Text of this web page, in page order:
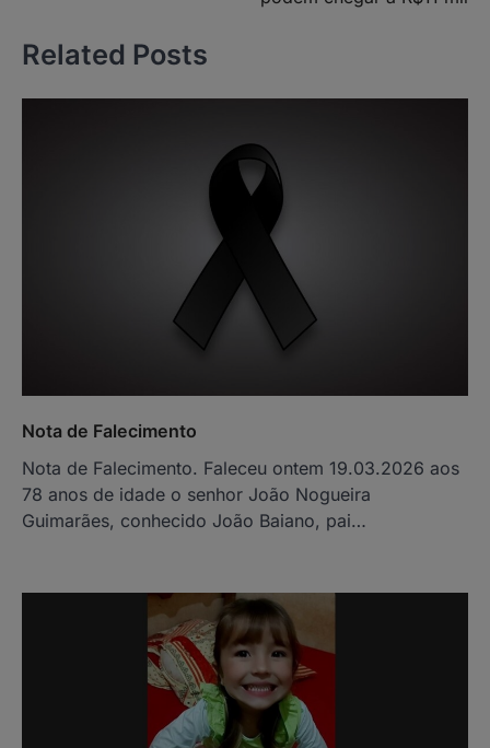
Related Posts
Nota de Falecimento
Nota de Falecimento. Faleceu ontem 19.03.2026 aos
78 anos de idade o senhor João Nogueira
Guimarães, conhecido João Baiano, pai…